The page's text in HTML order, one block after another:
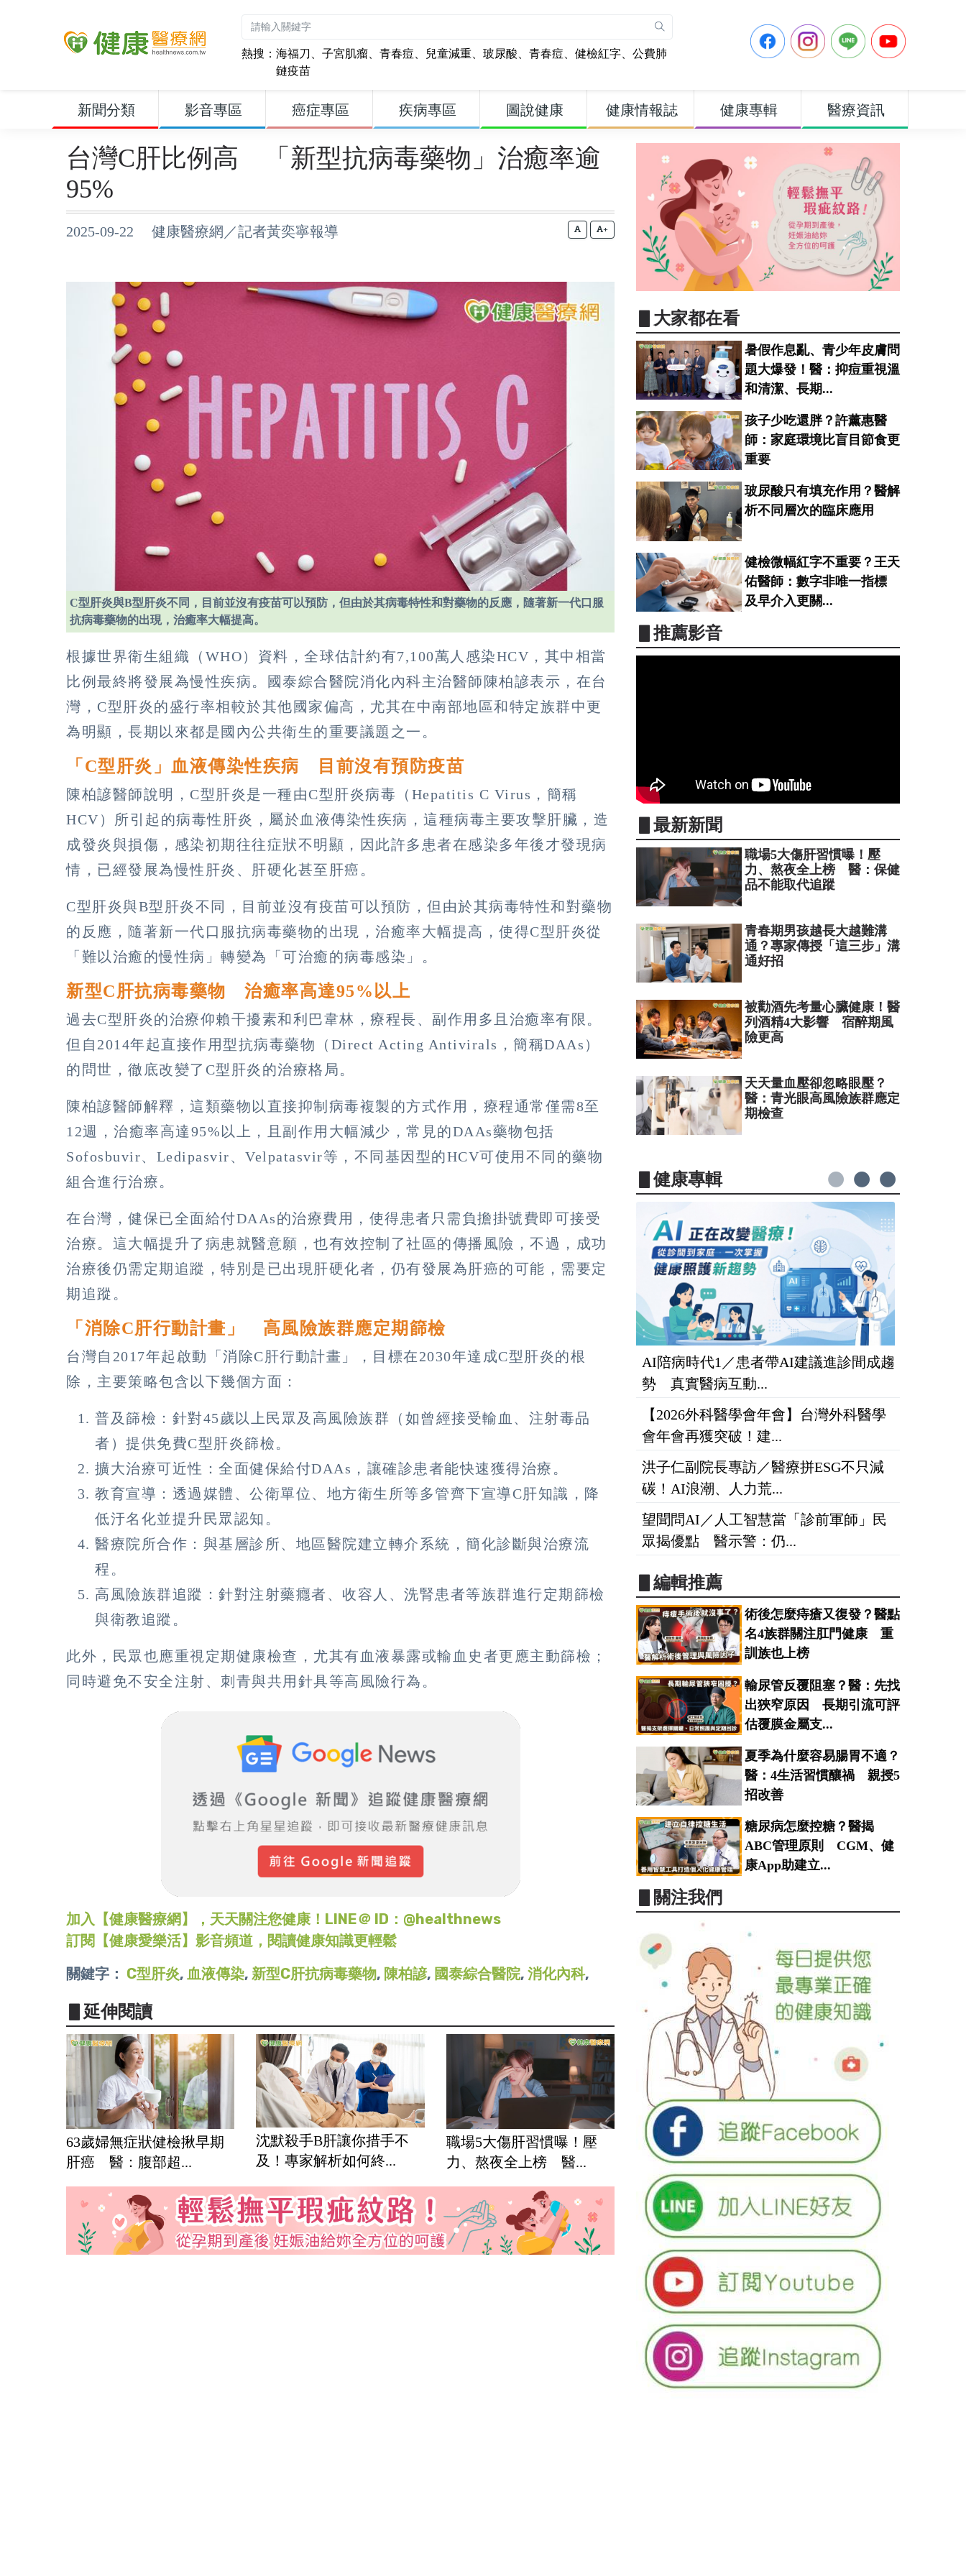
熱搜： 海福刀 、 子宮肌瘤、 青春痘、 兒童減重、 玻尿酸、 青春痘、 健檢紅字、 公費肺
鏈疫苗
新聞分類 影音專區 癌症專區 疾病專區 圖說健康 健康情報誌 健康專輯 醫療資訊
台灣C肝比例高 「新型抗病毒藥物」治癒率逾
95%
2025-09-22 健康醫療網／記者黃奕寧報導 +
C型肝炎與B型肝炎不同，目前並沒有疫苗可以預防，但由於其病毒特性和對藥物的反應，隨著新一代口服
抗病毒藥物的出現，治癒率大幅提高。
根據世界衛生組織（WHO）資料，全球估計約有7,100萬人感染HCV，其中相當
比例最終將發展為慢性疾病。國泰綜合醫院消化內科主治醫師陳柏諺表示，在台
灣，C型肝炎的盛行率相較於其他國家偏高，尤其在中南部地區和特定族群中更
為明顯，長期以來都是國內公共衛生的重要議題之一。
「C型肝炎」血液傳染性疾病 目前沒有預防疫苗
陳柏諺醫師說明，C型肝炎是一種由C型肝炎病毒（Hepatitis C Virus，簡稱
HCV）所引起的病毒性肝炎，屬於血液傳染性疾病，這種病毒主要攻擊肝臟，造
成發炎與損傷，感染初期往往症狀不明顯，因此許多患者在感染多年後才發現病
情，已經發展為慢性肝炎、肝硬化甚至肝癌。
C型肝炎與B型肝炎不同，目前並沒有疫苗可以預防，但由於其病毒特性和對藥物
的反應，隨著新一代口服抗病毒藥物的出現，治癒率大幅提高，使得C型肝炎從
「難以治癒的慢性病」轉變為「可治癒的病毒感染」。
新型C肝抗病毒藥物 治癒率高達95%以上
過去C型肝炎的治療仰賴干擾素和利巴韋林，療程長、副作用多且治癒率有限。
但自2014年起直接作用型抗病毒藥物（Direct Acting Antivirals，簡稱DAAs）
的問世，徹底改變了C型肝炎的治療格局。
陳柏諺醫師解釋，這類藥物以直接抑制病毒複製的方式作用，療程通常僅需8至
12週，治癒率高達95%以上，且副作用大幅減少，常見的DAAs藥物包括
Sofosbuvir、Ledipasvir、Velpatasvir等，不同基因型的HCV可使用不同的藥物
組合進行治療。
在台灣，健保已全面給付DAAs的治療費用，使得患者只需負擔掛號費即可接受
治療。這大幅提升了病患就醫意願，也有效控制了社區的傳播風險，不過，成功
治療後仍需定期追蹤，特別是已出現肝硬化者，仍有發展為肝癌的可能，需要定
期追蹤。
「消除C肝行動計畫」 高風險族群應定期篩檢
台灣自2017年起啟動「消除C肝行動計畫」，目標在2030年達成C型肝炎的根
除，主要策略包含以下幾個方面：
普及篩檢：針對45歲以上民眾及高風險族群（如曾經接受輸血、注射毒品
者）提供免費C型肝炎篩檢。
擴大治療可近性：全面健保給付DAAs，讓確診患者能快速獲得治療。
教育宣導：透過媒體、公衛單位、地方衛生所等多管齊下宣導C肝知識，降
低汙名化並提升民眾認知。
醫療院所合作：與基層診所、地區醫院建立轉介系統，簡化診斷與治療流
程。
高風險族群追蹤：針對注射藥癮者、收容人、洗腎患者等族群進行定期篩檢
與衛教追蹤。
此外，民眾也應重視定期健康檢查，尤其有血液暴露或輸血史者更應主動篩檢；
同時避免不安全注射、刺青與共用針具等高風險行為。
加入【健康醫療網】，天天關注您健康！LINE＠ ID：@healthnews
訂閱【健康愛樂活】影音頻道，閱讀健康知識更輕鬆
關鍵字： C型肝炎, 血液傳染, 新型C肝抗病毒藥物, 陳柏諺, 國泰綜合醫院, 消化內科,
▋延伸閱讀
63歲婦無症狀健檢揪早期
肝癌 醫：腹部超...
沈默殺手B肝讓你措手不
及！專家解析如何終...
職場5大傷肝習慣曝！壓
力、熬夜全上榜 醫...
▋大家都在看
暑假作息亂、青少年皮膚問
題大爆發！醫：抑痘重視溫
和清潔、長期...
孩子少吃還胖？許薰惠醫
師：家庭環境比盲目節食更
重要
玻尿酸只有填充作用？醫解
析不同層次的臨床應用
健檢微幅紅字不重要？王天
佑醫師：數字非唯一指標
及早介入更關...
▋推薦影音
▋最新新聞
職場5大傷肝習慣曝！壓
力、熬夜全上榜 醫：保健
品不能取代追蹤
青春期男孩越長大越難溝
通？專家傳授「這三步」溝
通好招
被勸酒先考量心臟健康！醫
列酒精4大影響 宿醉期風
險更高
天天量血壓卻忽略眼壓？
醫：青光眼高風險族群應定
期檢查
▋健康專輯
AI陪病時代1／患者帶AI建議進診間成趨
勢 真實醫病互動...
【2026外科醫學會年會】台灣外科醫學
會年會再獲突破！建...
洪子仁副院長專訪／醫療拼ESG不只減
碳！AI浪潮、人力荒...
望聞問AI／人工智慧當「診前軍師」民
眾揭優點 醫示警：仍...
▋編輯推薦
術後怎麼痔瘡又復發？醫點
名4族群關注肛門健康 重
訓族也上榜
輸尿管反覆阻塞？醫：先找
出狹窄原因 長期引流可評
估覆膜金屬支...
夏季為什麼容易腸胃不適？
醫：4生活習慣釀禍 親授5
招改善
糖尿病怎麼控糖？醫揭
ABC管理原則 CGM、健
康App助建立...
▋關注我們